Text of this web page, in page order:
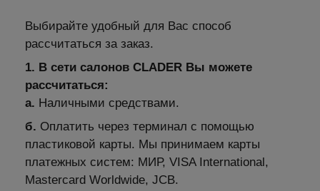
Выбирайте удобный для Вас способ
рассчитаться за заказ.
1. В сети салонов CLADER Вы можете
рассчитаться:
а. Наличными средствами.
б. Оплатить через терминал с помощью
пластиковой карты. Мы принимаем карты
платежных систем: МИР, VISA International,
Mastercard Worldwide, JCB.